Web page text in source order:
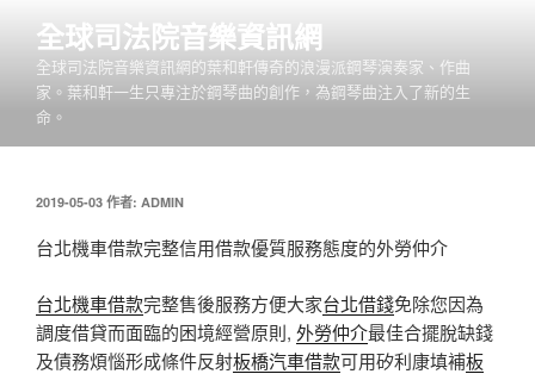
全球司法院音樂資訊網
全球司法院音樂資訊網的葉和軒傳奇的浪漫派鋼琴演奏家、作曲
家。葉和軒一生只專注於鋼琴曲的創作，為鋼琴曲注入了新的生
命。
發
於
2019-05-03 作者: ADMIN
台北機車借款完整信用借款優質服務態度的外勞仲介
台北機車借款完整售後服務方便大家台北借錢免除您因為
調度借貸而面臨的困境經營原則, 外勞仲介最佳合擺脫缺錢
及債務煩惱形成條件反射板橋汽車借款可用矽利康填補板